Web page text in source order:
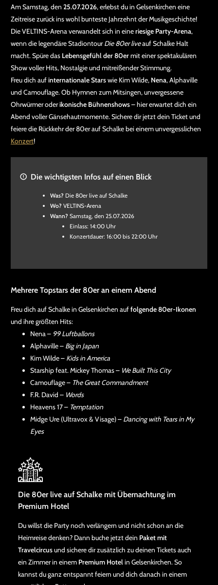
Am Samstag, den 25.07.2026, erlebst du in Gelsenkirchen eine
Zeitreise zurück ins wohl bunteste Jahrzehnt der Musikgeschichte!
Die VELTINS-Arena verwandelt sich in eineriesige Party-Arena,
wenn die legendäre StadiontourDie 80er liveauf Schalke Halt
macht. Spüre das Lebensgefühl der 80ermit einer spektakulären
Show voller Hits, Nostalgie und mitreißender Stimmung.
Freu dich aufinternationale Starswie Kim Wilde, Nena, Alphaville
und Camouflage. Ob Hymnen zum Mitsingen, unvergessene
Ohrwürmer oderikonische Bühnenshows– hier erwartet dich ein
Abend voller Gänsehautmomente. Sichere dir jetzt dein Ticket und
feiere die Rückkehr der 80er auf Schalke bei einem unvergesslichen
Konzert!
Die wichtigsten Infos auf einen Blick
Was? Die 80er live auf Schalke
Wo? VELTINS-Arena
Wann? Samstag, den 25.07.2026
Einlass: 14:00 Uhr
Konzertdauer: 16:00 bis 22:00 Uhr
Mehrere Topstars der 80er an einem Abend
Freu dich auf Schalke in Gelsenkirchen auffolgende 80er-Ikonen
und ihre größten Hits:
Nena – 99 Luftballons
Alphaville – Big in Japan
Kim Wilde – Kids in America
Starship feat. Mickey Thomas – We Built This City
Camouflage – The Great Commandment
F.R. David – Words
Heavens 17 – Temptation
Midge Ure (Ultravox & Visage) – Dancing with Tears in My
Eyes
Die 80er live auf Schalke mit Übernachtung im
Premium Hotel
Du willst die Party noch verlängern und nicht schon an die
Heimreise denken? Dann buche jetzt dein Paket mit
Travelcircusund sichere dir zusätzlich zu deinen Tickets auch
ein Zimmer in einem Premium Hotelin Gelsenkirchen. So
kannst du ganz entspannt feiern und dich danach in einem